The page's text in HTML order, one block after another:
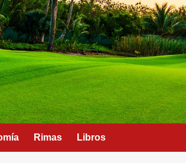
Rimas Libros